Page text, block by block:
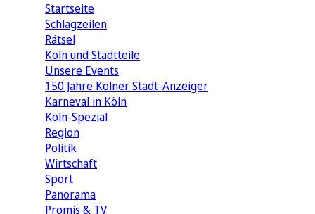
Startseite
Schlagzeilen
Rätsel
Köln und Stadtteile
Unsere Events
150 Jahre Kölner Stadt-Anzeiger
Karneval in Köln
Köln-Spezial
Region
Politik
Wirtschaft
Sport
Panorama
Promis & TV